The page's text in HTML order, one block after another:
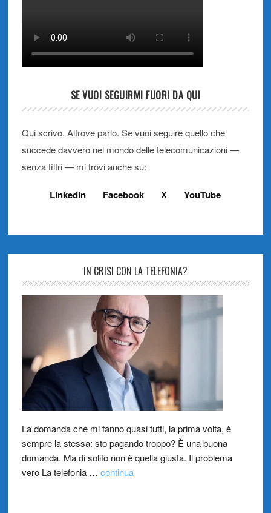
SE VUOI SEGUIRMI FUORI DA QUI
Qui scrivo. Altrove parlo. Se vuoi seguire quello che
succede davvero nel mondo delle telecomunicazioni —
senza filtri — mi trovi anche su:
LinkedIn Facebook X YouTube
IN CRISI CON LA TELEFONIA?
La domanda che mi fanno quasi tutti, la prima volta, è
sempre la stessa: sto pagando troppo? È una buona
domanda. Ma di solito non è quella giusta. Il problema
vero La telefonia … continua